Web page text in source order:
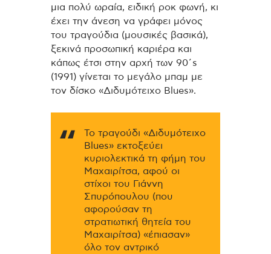
μια πολύ ωραία, ειδική ροκ φωνή, κι
έχει την άνεση να γράφει μόνος
του τραγούδια (μουσικές βασικά),
ξεκινά προσωπική καριέρα και
κάπως έτσι στην αρχή των 90΄s
(1991) γίνεται το μεγάλο μπαμ με
τον δίσκο «Διδυμότειχο Βlues».
To τραγούδι «Διδυμότειχο
Blues» εκτοξεύει
κυριολεκτικά τη φήμη του
Μαχαιρίτσα, αφού οι
στίχοι του Γιάννη
Σπυρόπουλου (που
αφορούσαν τη
στρατιωτική θητεία του
Μαχαιρίτσα) «έπιασαν»
όλο τον αντρικό